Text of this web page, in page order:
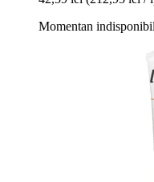
Momentan indisponibil